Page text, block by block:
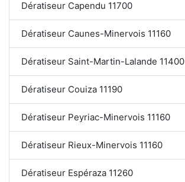
Dératiseur Capendu 11700
Dératiseur Caunes-Minervois 11160
Dératiseur Saint-Martin-Lalande 11400
Dératiseur Couiza 11190
Dératiseur Peyriac-Minervois 11160
Dératiseur Rieux-Minervois 11160
Dératiseur Espéraza 11260